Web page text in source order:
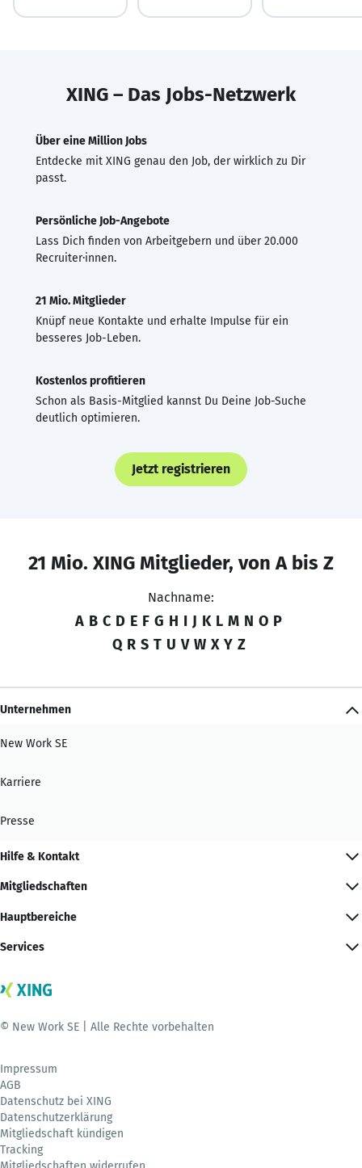
XING – Das Jobs-Netzwerk
Über eine Million Jobs
Entdecke mit XING genau den Job, der wirklich zu Dir
passt.
Persönliche Job-Angebote
Lass Dich finden von Arbeitgebern und über 20.000
Recruiter·innen.
21 Mio. Mitglieder
Knüpf neue Kontakte und erhalte Impulse für ein
besseres Job-Leben.
Kostenlos profitieren
Schon als Basis-Mitglied kannst Du Deine Job-Suche
deutlich optimieren.
Jetzt registrieren
21 Mio. XING Mitglieder, von A bis Z
Nachname:
A B C D E F G H I J K L M N O P
Q R S T U V W X Y Z
Unternehmen
New Work SE
Karriere
Presse
Hilfe & Kontakt
Mitgliedschaften
Hauptbereiche
Services
© New Work SE | Alle Rechte vorbehalten
Impressum
AGB
Datenschutz bei XING
Datenschutzerklärung
Mitgliedschaft kündigen
Tracking